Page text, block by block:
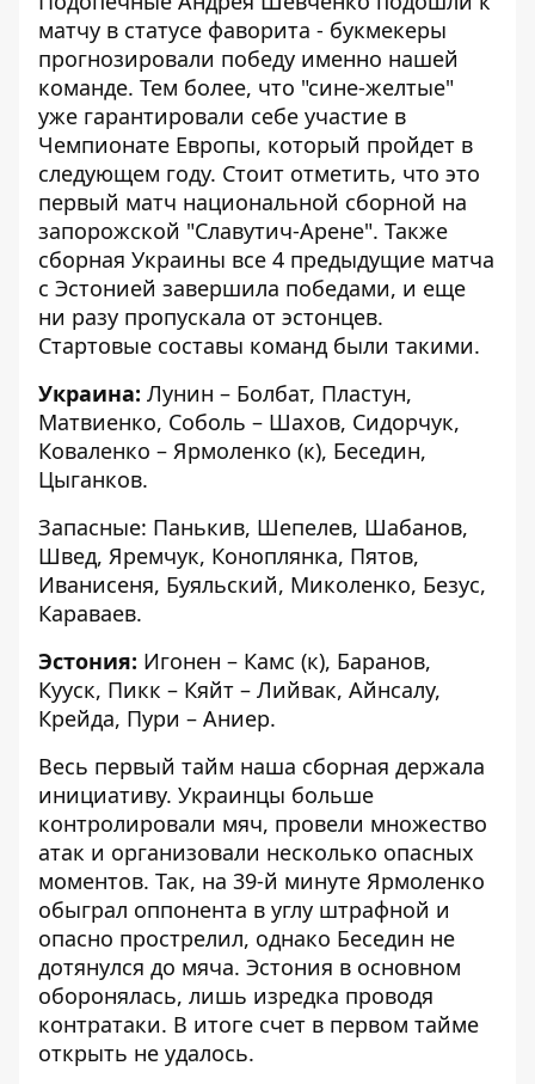
матчу в статусе фаворита - букмекеры
прогнозировали победу именно нашей
команде. Тем более, что "сине-желтые"
уже гарантировали себе участие в
Чемпионате Европы, который пройдет в
следующем году. Стоит отметить, что это
первый матч национальной сборной на
запорожской "Славутич-Арене". Также
сборная Украины все 4 предыдущие матча
с Эстонией завершила победами, и еще
ни разу пропускала от эстонцев.
Стартовые составы команд были такими.
Украина: Лунин – Болбат, Пластун,
Матвиенко, Соболь – Шахов, Сидорчук,
Коваленко – Ярмоленко (к), Беседин,
Цыганков.
Запасные: Панькив, Шепелев, Шабанов,
Швед, Яремчук, Коноплянка, Пятов,
Иванисеня, Буяльский, Миколенко, Безус,
Караваев.
Эстония: Игонен – Камс (к), Баранов,
Кууск, Пикк – Кяйт – Лийвак, Айнсалу,
Крейда, Пури – Аниер.
Весь первый тайм наша сборная держала
инициативу. Украинцы больше
контролировали мяч, провели множество
атак и организовали несколько опасных
моментов. Так, на 39-й минуте Ярмоленко
обыграл оппонента в углу штрафной и
опасно прострелил, однако Беседин не
дотянулся до мяча. Эстония в основном
оборонялась, лишь изредка проводя
контратаки. В итоге счет в первом тайме
открыть не удалось.